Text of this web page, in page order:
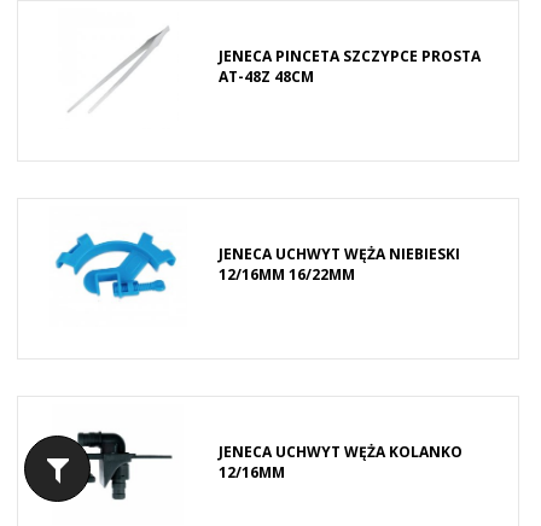
JENECA PINCETA SZCZYPCE PROSTA
AT-48Z 48CM
JENECA UCHWYT WĘŻA NIEBIESKI
12/16MM 16/22MM
JENECA UCHWYT WĘŻA KOLANKO
12/16MM